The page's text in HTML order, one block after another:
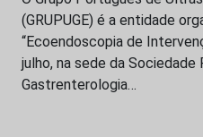
(GRUPUGE) é a entidade
“Ecoendoscopia de
julho, na sede da Sociedade
Gastrenterologia…